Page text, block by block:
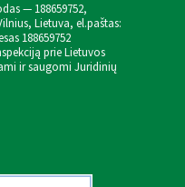
— 188659752,
Lietuva, el.paštas:
188659752
prie Lietuvos
ir saugomi Juridinių